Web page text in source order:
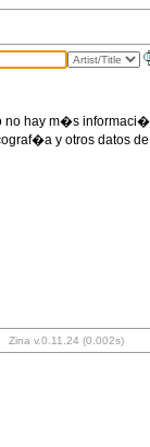
no hay m�s
y otros datos
Zina v.0.11.24 (0.002s)